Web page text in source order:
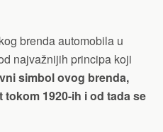
brenda automobila u
najvažnijih principa koji
simbol ovog brenda,
1920-ih i od tada se